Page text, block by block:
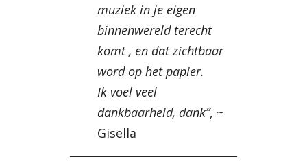
muziek in je eigen
binnenwereld terecht
komt , en dat zichtbaar
word op het papier.
Ik voel veel
dankbaarheid, dank”, ~
Gisella